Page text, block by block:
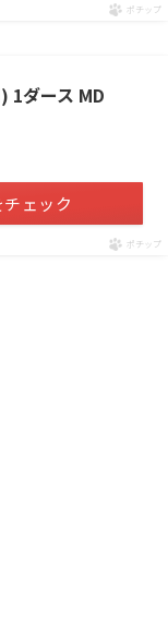
ポチップ
1ダース MD
ェック
ポチップ